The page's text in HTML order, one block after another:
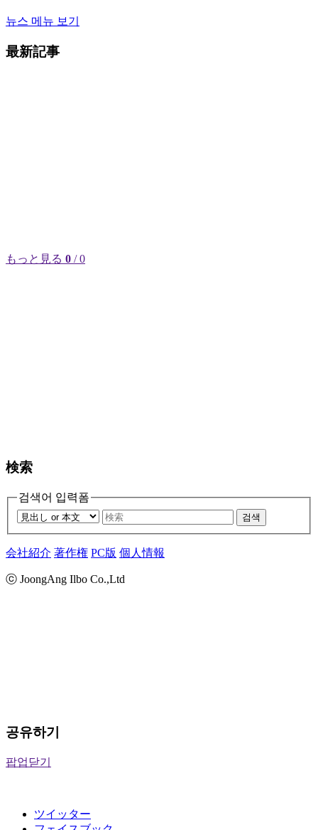
뉴스 메뉴 보기
最新記事
もっと見る 0 / 0
検索
검색어 입력폼
검색
会社紹介 著作権 PC版 個人情報
ⓒ JoongAng Ilbo Co.,Ltd
공유하기
팝업닫기
ツイッター